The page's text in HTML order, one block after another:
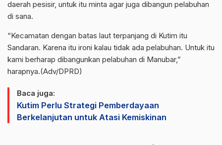
daerah pesisir, untuk itu minta agar juga dibangun pelabuhan
di sana.
“Kecamatan dengan batas laut terpanjang di Kutim itu
Sandaran. Karena itu ironi kalau tidak ada pelabuhan. Untuk itu
kami berharap dibangunkan pelabuhan di Manubar,”
harapnya.(Adv/DPRD)
Baca juga:
Kutim Perlu Strategi Pemberdayaan
Berkelanjutan untuk Atasi Kemiskinan